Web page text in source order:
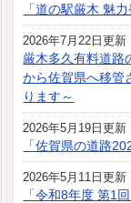
「道の駅厳木 魅
2026年7月22日更新
厳木多久有料道路
から佐賀県へ移管
ります～
2026年5月19日更新
「佐賀県の道路
2026年5月11日更新
「令和8年度 第1